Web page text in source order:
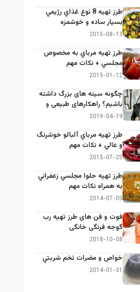
طرز تهيه 8 نوع غذاي رژيمي
بسيار ساده و خوشمزه
2015-08-13
طرز تهيه مرباي به مخصوص
مجلسي + نكات مهم
2015-01-12
چگونه سینه های بزرگ داشته
باشیم؟ راهکارهای طبیعی و
خانگی برای بزرگ کردن سینه
2019-04-19
طرز تهيه مرباي آلبالو خوشرنگ
و عالي + نكات مهم
2015-07-25
طرز تهيه حلوا مجلسي زعفراني
به همراه نكات مهم
2014-07-05
فوت و فن های طرز تهیه رب
گوجه فرنگی خانگی
2018-10-08
خواص و مضرات تخم شربتي
2014-01-31